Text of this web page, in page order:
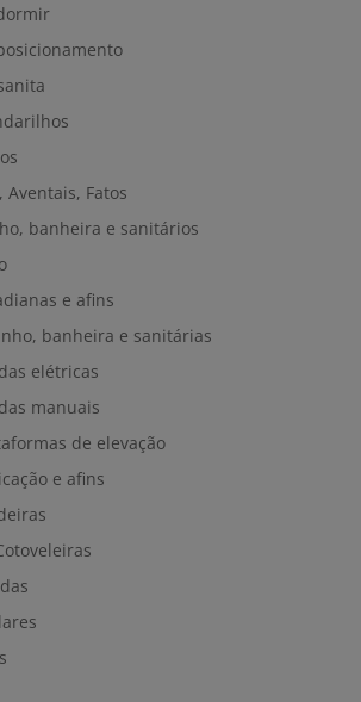
Aventais, Fatos
banheira e sanitários
e afins
banheira e sanitárias
elétricas
manuais
de elevação
e afins